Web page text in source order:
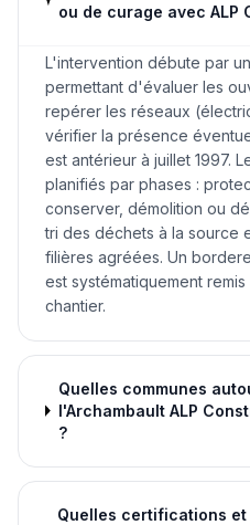
ou de curage avec ALP
L'intervention débute par
permettant d'évaluer les
repérer les réseaux
vérifier la présence
est antérieur à juillet 1997.
planifiés par phases :
conserver, démolition ou
tri des déchets à la source
filières agréées. Un
est systématiquement
chantier.
Quelles communes
l'Archambault ALP
?
Quelles certifications